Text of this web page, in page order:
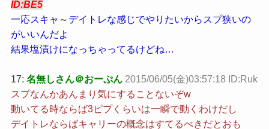
ID:BE5
一応スキャ～デイトレな感じでやりたいからスプ狭いの
がいいんだよ
結果塩漬けになっちゃってるけどね…
17: 名無しさん＠おーぷん 2015/06/05(金)03:57:18 ID:Ruk
スプなんかあんまり気にすることないぞw
動いてる時ならば3ピプくらいは一瞬で動くわけだし
デイトレならばキャリーの概念はすてるべきだとおも